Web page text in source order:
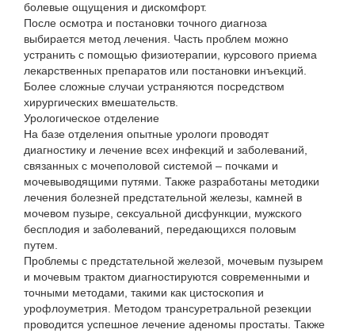
болевые ощущения и дискомфорт.
После осмотра и постановки точного диагноза
выбирается метод лечения. Часть проблем можно
устранить с помощью физиотерапии, курсового приема
лекарственных препаратов или постановки инъекций.
Более сложные случаи устраняются посредством
хирургических вмешательств.
Урологическое отделение
На базе отделения опытные урологи проводят
диагностику и лечение всех инфекций и заболеваний,
связанных с мочеполовой системой – почками и
мочевыводящими путями. Также разработаны методики
лечения болезней предстательной железы, камней в
мочевом пузыре, сексуальной дисфункции, мужского
бесплодия и заболеваний, передающихся половым
путем.
Проблемы с предстательной железой, мочевым пузырем
и мочевым трактом диагностируются современными и
точными методами, такими как цистоскопия и
урофлоуметрия. Методом трансуретральной резекции
проводится успешное лечение аденомы простаты. Также